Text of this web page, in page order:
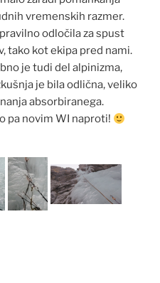
vremenskih razmer.
odločila za spust
tako kot ekipa pred nami.
je tudi del alpinizma,
je bila odlična, veliko
absorbiranega.
pa novim WI naproti!